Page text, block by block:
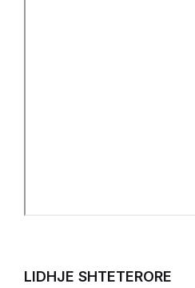
LIDHJE SHTETERORE